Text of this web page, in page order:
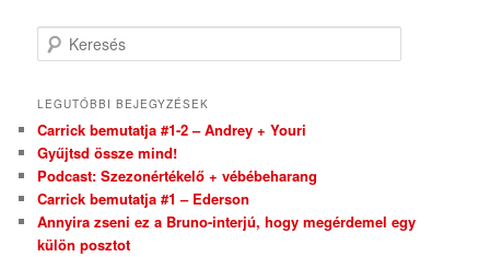
Keresés
LEGUTÓBBI BEJEGYZÉSEK
Carrick bemutatja #1-2 – Andrey + Youri
Gyűjtsd össze mind!
Podcast: Szezonértékelő + vébébeharang
Carrick bemutatja #1 – Ederson
Annyira zseni ez a Bruno-interjú, hogy megérdemel egy
külön posztot